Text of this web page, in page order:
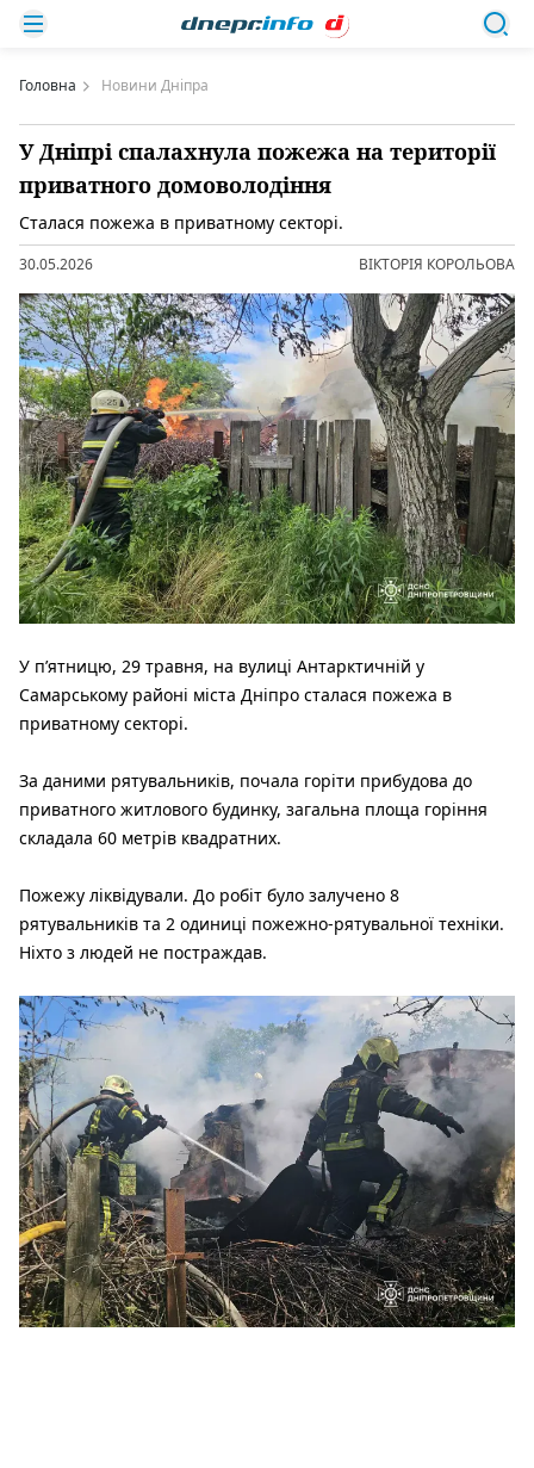
Головна Новини Дніпра
У Дніпрі спалахнула пожежа на території
приватного домоволодіння
Сталася пожежа в приватному секторі.
30.05.2026 ВІКТОРІЯ КОРОЛЬОВА
У п’ятницю, 29 травня, на вулиці Антарктичній у
Самарському районі міста Дніпро сталася пожежа в
приватному секторі.
За даними рятувальників, почала горіти прибудова до
приватного житлового будинку, загальна площа горіння
складала 60 метрів квадратних.
Пожежу ліквідували. До робіт було залучено 8
рятувальників та 2 одиниці пожежно-рятувальної техніки.
Ніхто з людей не постраждав.